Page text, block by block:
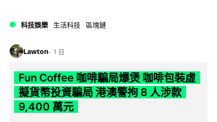
科技娛樂 生活科技 區塊鏈
Lawton 1 日
Fun Coffee 咖啡騙局爆煲 咖啡包裝虛
擬貨幣投資騙局 港澳警拘 8 人涉款
9,400 萬元